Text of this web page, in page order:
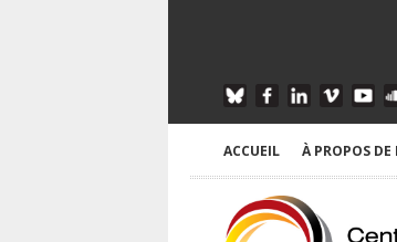
ACCUEIL À PROPOS DE